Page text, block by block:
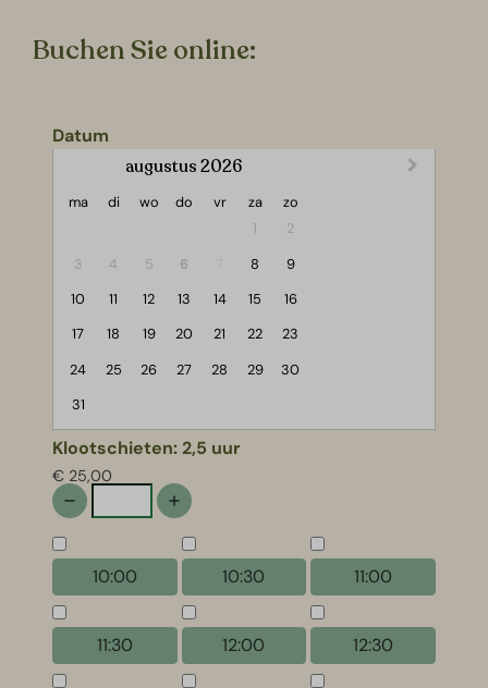
Buchen Sie online:
Datum
augustus 2026
maandag
ma dinsdag
di woensdag
wo donderdag
do vrijdag
vr zaterdag
za zondag
zo
1
2
3
4 5 6 8
9
10
11 12 13 14 15
16
17
18 19 20 21 22
23
24
25 26 27 28 29
30
31
Klootschieten: 2,5 uur
€ 25,00
10:00 10:30 11:00
11:30 12:00 12:30